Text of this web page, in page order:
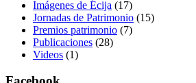
Imágenes de Écija (17)
Jornadas de Patrimonio (15)
Premios patrimonio (7)
Publicaciones (28)
Videos (1)